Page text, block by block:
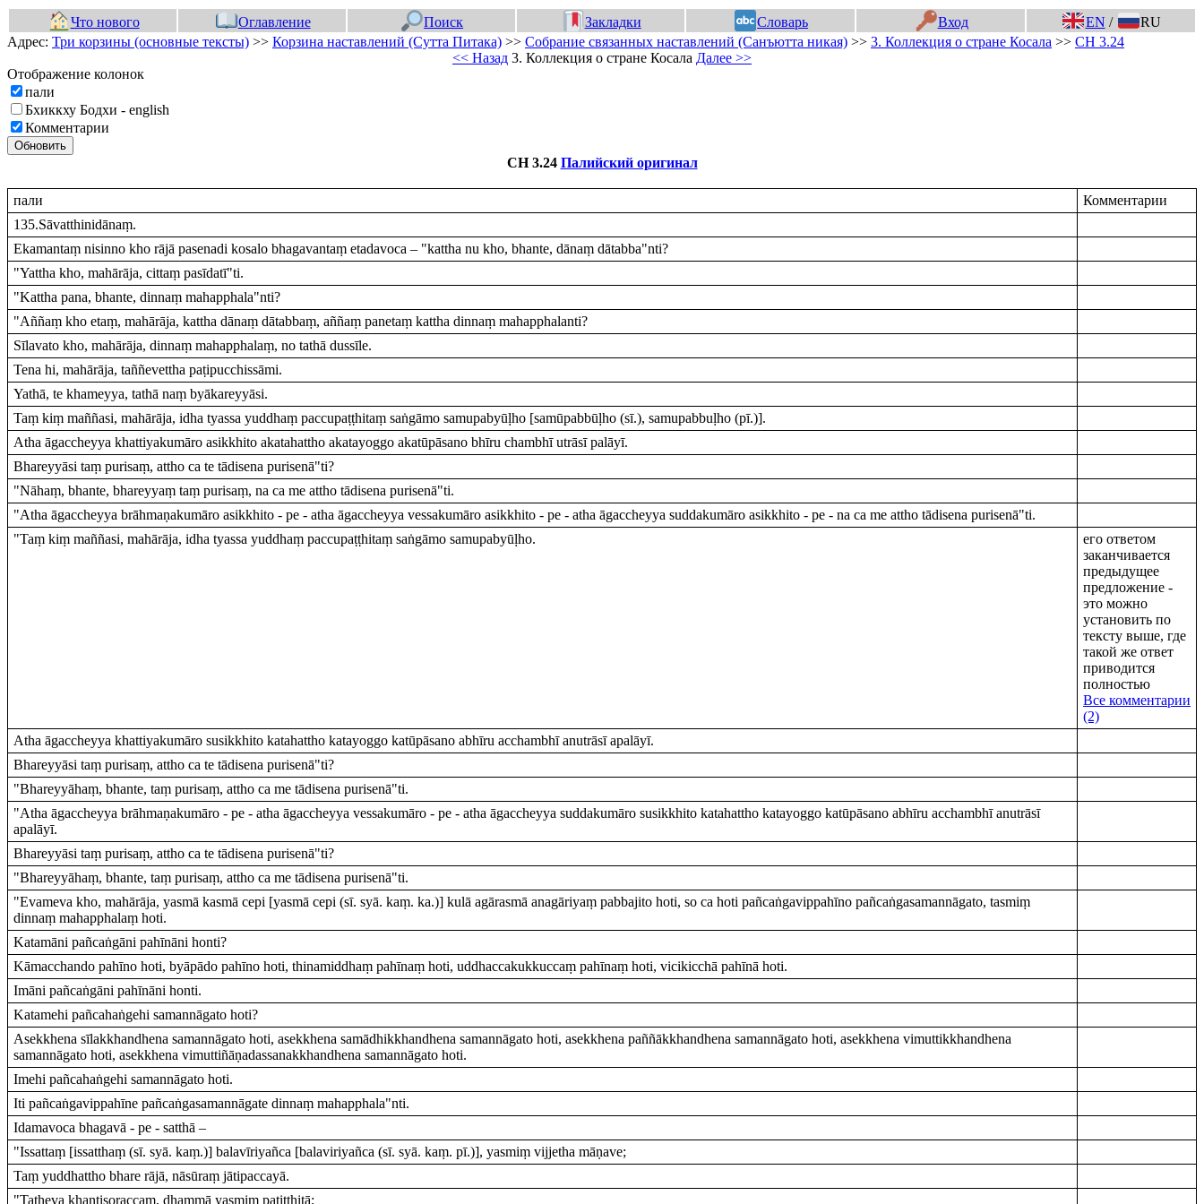
Что нового Оглавление Поиск Закладки Словарь Вход EN /
RU
Адрес: Три корзины (основные тексты) >> Корзина наставлений (Сутта Питака) >> Собрание связанных наставлений (Санъютта никая) >> 3. Коллекция о стране Косала >> СН 3.24
<< Назад 3. Коллекция о стране Косала Далее >>
Отображение колонок
пали
Бхиккху Бодхи - english
Комментарии
Обновить
СН 3.24 Палийский оригинал
пали
Комментарии
135.Sāvatthinidānaṃ.
Ekamantaṃ nisinno kho rājā pasenadi kosalo bhagavantaṃ etadavoca – "kattha nu kho, bhante, dānaṃ dātabba"nti?
"Yattha kho, mahārāja, cittaṃ pasīdatī"ti.
"Kattha pana, bhante, dinnaṃ mahapphala"nti?
"Aññaṃ kho etaṃ, mahārāja, kattha dānaṃ dātabbaṃ, aññaṃ panetaṃ kattha dinnaṃ mahapphalanti?
Sīlavato kho, mahārāja, dinnaṃ mahapphalaṃ, no tathā dussīle.
Tena hi, mahārāja, taññevettha paṭipucchissāmi.
Yathā, te khameyya, tathā naṃ byākareyyāsi.
Taṃ kiṃ maññasi, mahārāja, idha tyassa yuddhaṃ paccupaṭṭhitaṃ saṅgāmo samupabyūḷho [samūpabbūḷho (sī.), samupabbuḷho (pī.)].
Atha āgaccheyya khattiyakumāro asikkhito akatahattho akatayoggo akatūpāsano bhīru chambhī utrāsī palāyī.
Bhareyyāsi taṃ purisaṃ, attho ca te tādisena purisenā"ti?
"Nāhaṃ, bhante, bhareyyaṃ taṃ purisaṃ, na ca me attho tādisena purisenā"ti.
"Atha āgaccheyya brāhmaṇakumāro asikkhito - pe - atha āgaccheyya vessakumāro asikkhito - pe - atha āgaccheyya suddakumāro asikkhito - pe - na ca me attho tādisena purisenā"ti.
"Taṃ kiṃ maññasi, mahārāja, idha tyassa yuddhaṃ paccupaṭṭhitaṃ saṅgāmo samupabyūḷho.
его ответом
заканчивается
предыдущее
предложение -
это можно
установить по
тексту выше, где
такой же ответ
приводится
полностью
Все комментарии
(2)
Atha āgaccheyya khattiyakumāro susikkhito katahattho katayoggo katūpāsano abhīru acchambhī anutrāsī apalāyī.
Bhareyyāsi taṃ purisaṃ, attho ca te tādisena purisenā"ti?
"Bhareyyāhaṃ, bhante, taṃ purisaṃ, attho ca me tādisena purisenā"ti.
"Atha āgaccheyya brāhmaṇakumāro - pe - atha āgaccheyya vessakumāro - pe - atha āgaccheyya suddakumāro susikkhito katahattho katayoggo katūpāsano abhīru acchambhī anutrāsī
apalāyī.
Bhareyyāsi taṃ purisaṃ, attho ca te tādisena purisenā"ti?
"Bhareyyāhaṃ, bhante, taṃ purisaṃ, attho ca me tādisena purisenā"ti.
"Evameva kho, mahārāja, yasmā kasmā cepi [yasmā cepi (sī. syā. kaṃ. ka.)] kulā agārasmā anagāriyaṃ pabbajito hoti, so ca hoti pañcaṅgavippahīno pañcaṅgasamannāgato, tasmiṃ
dinnaṃ mahapphalaṃ hoti.
Katamāni pañcaṅgāni pahīnāni honti?
Kāmacchando pahīno hoti, byāpādo pahīno hoti, thinamiddhaṃ pahīnaṃ hoti, uddhaccakukkuccaṃ pahīnaṃ hoti, vicikicchā pahīnā hoti.
Imāni pañcaṅgāni pahīnāni honti.
Katamehi pañcahaṅgehi samannāgato hoti?
Asekkhena sīlakkhandhena samannāgato hoti, asekkhena samādhikkhandhena samannāgato hoti, asekkhena paññākkhandhena samannāgato hoti, asekkhena vimuttikkhandhena
samannāgato hoti, asekkhena vimuttiñāṇadassanakkhandhena samannāgato hoti.
Imehi pañcahaṅgehi samannāgato hoti.
Iti pañcaṅgavippahīne pañcaṅgasamannāgate dinnaṃ mahapphala"nti.
Idamavoca bhagavā - pe - satthā –
"Issattaṃ [issatthaṃ (sī. syā. kaṃ.)] balavīriyañca [balaviriyañca (sī. syā. kaṃ. pī.)], yasmiṃ vijjetha māṇave;
Taṃ yuddhattho bhare rājā, nāsūraṃ jātipaccayā.
"Tatheva khantisoraccaṃ, dhammā yasmiṃ patiṭṭhitā;